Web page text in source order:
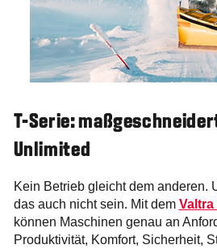
T-Serie:
Unlimited
Kein Betrieb gleicht dem anderen.
das auch nicht sein. Mit dem Valtra
können Maschinen genau an
Produktivität, Komfort, Sicherheit,